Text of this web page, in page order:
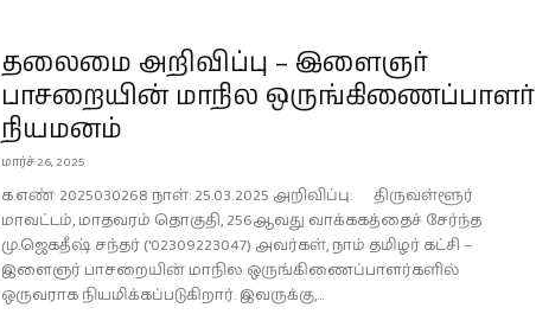
தலைமை அறிவிப்பு – இளைஞர்
பாசறையின் மாநில ஒருங்கிணைப்பாளர்
நியமனம்
மார்ச் 26, 2025
க.எண்: 2025030268 நாள்: 25.03.2025 அறிவிப்பு: திருவள்ளூர்
மாவட்டம், மாதவரம் தொகுதி, 256ஆவது வாக்ககத்தைச் சேர்ந்த
மு.ஜெகதீஷ் சந்தர் ('02309223047) அவர்கள், நாம் தமிழர் கட்சி –
இளைஞர் பாசறையின் மாநில ஒருங்கிணைப்பாளர்களில்
ஒருவராக நியமிக்கப்படுகிறார். இவருக்கு,...